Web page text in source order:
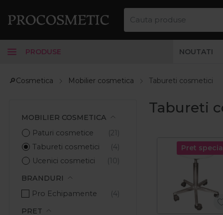
PRODUSE NOUTATI
🔎Cosmetica Mobilier cosmetica Tabureti cosmetici
MOBILIER COSMETICA
Paturi cosmetice
Tabureti cosmetici
Ucenici cosmetici
BRANDURI
Pro Echipamente
PRET
Tabureti
Pret